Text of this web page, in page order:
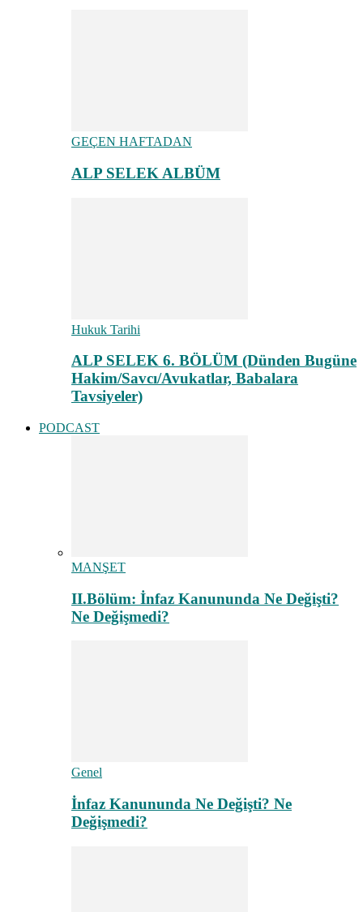
GEÇEN HAFTADAN
ALP SELEK ALBÜM
Hukuk Tarihi
ALP SELEK 6. BÖLÜM (Dünden Bugüne
Hakim/Savcı/Avukatlar, Babalara
Tavsiyeler)
PODCAST
MANŞET
II.Bölüm: İnfaz Kanununda Ne Değişti?
Ne Değişmedi?
Genel
İnfaz Kanununda Ne Değişti? Ne
Değişmedi?